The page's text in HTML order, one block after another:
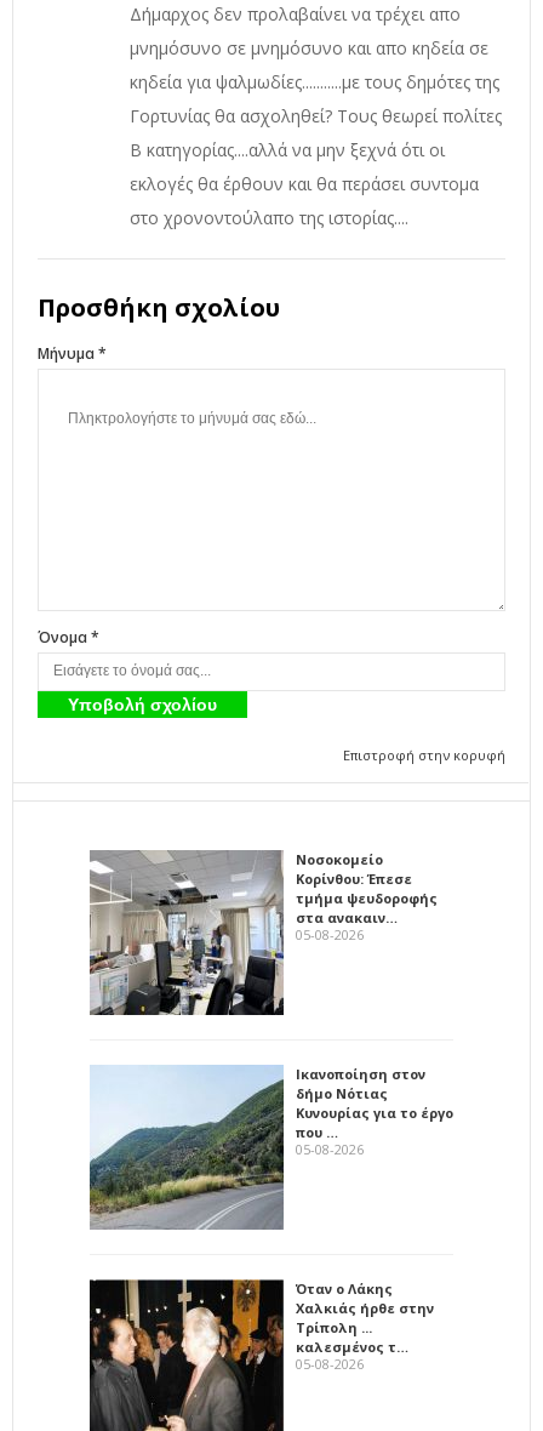
Δήμαρχος δεν προλαβαίνει να τρέχει απο
μνημόσυνο σε μνημόσυνο και απο κηδεία σε
κηδεία για ψαλμωδίες...........με τους δημότες της
Γορτυνίας θα ασχοληθεί? Τους θεωρεί πολίτες
Β κατηγορίας....αλλά να μην ξεχνά ότι οι
εκλογές θα έρθουν και θα περάσει συντομα
στο χρονοντούλαπο της ιστορίας....
Προσθήκη σχολίου
Μήνυμα *
Όνομα *
Επιστροφή στην κορυφή
Νοσοκομείο
Κορίνθου: Έπεσε
τμήμα ψευδοροφής
στα ανακαιν…
05-08-2026
Ικανοποίηση στον
δήμο Νότιας
Κυνουρίας για το έργο
που …
05-08-2026
Όταν ο Λάκης
Χαλκιάς ήρθε στην
Τρίπολη ...
καλεσμένος τ…
05-08-2026